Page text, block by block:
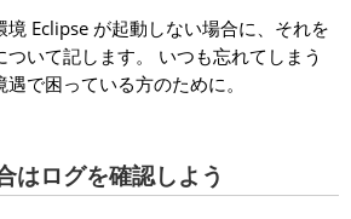
Eclipse が起動しない場合に、それを
いて記します。 いつも忘れてしまう
で困っている方のために。
はログを確認しよう